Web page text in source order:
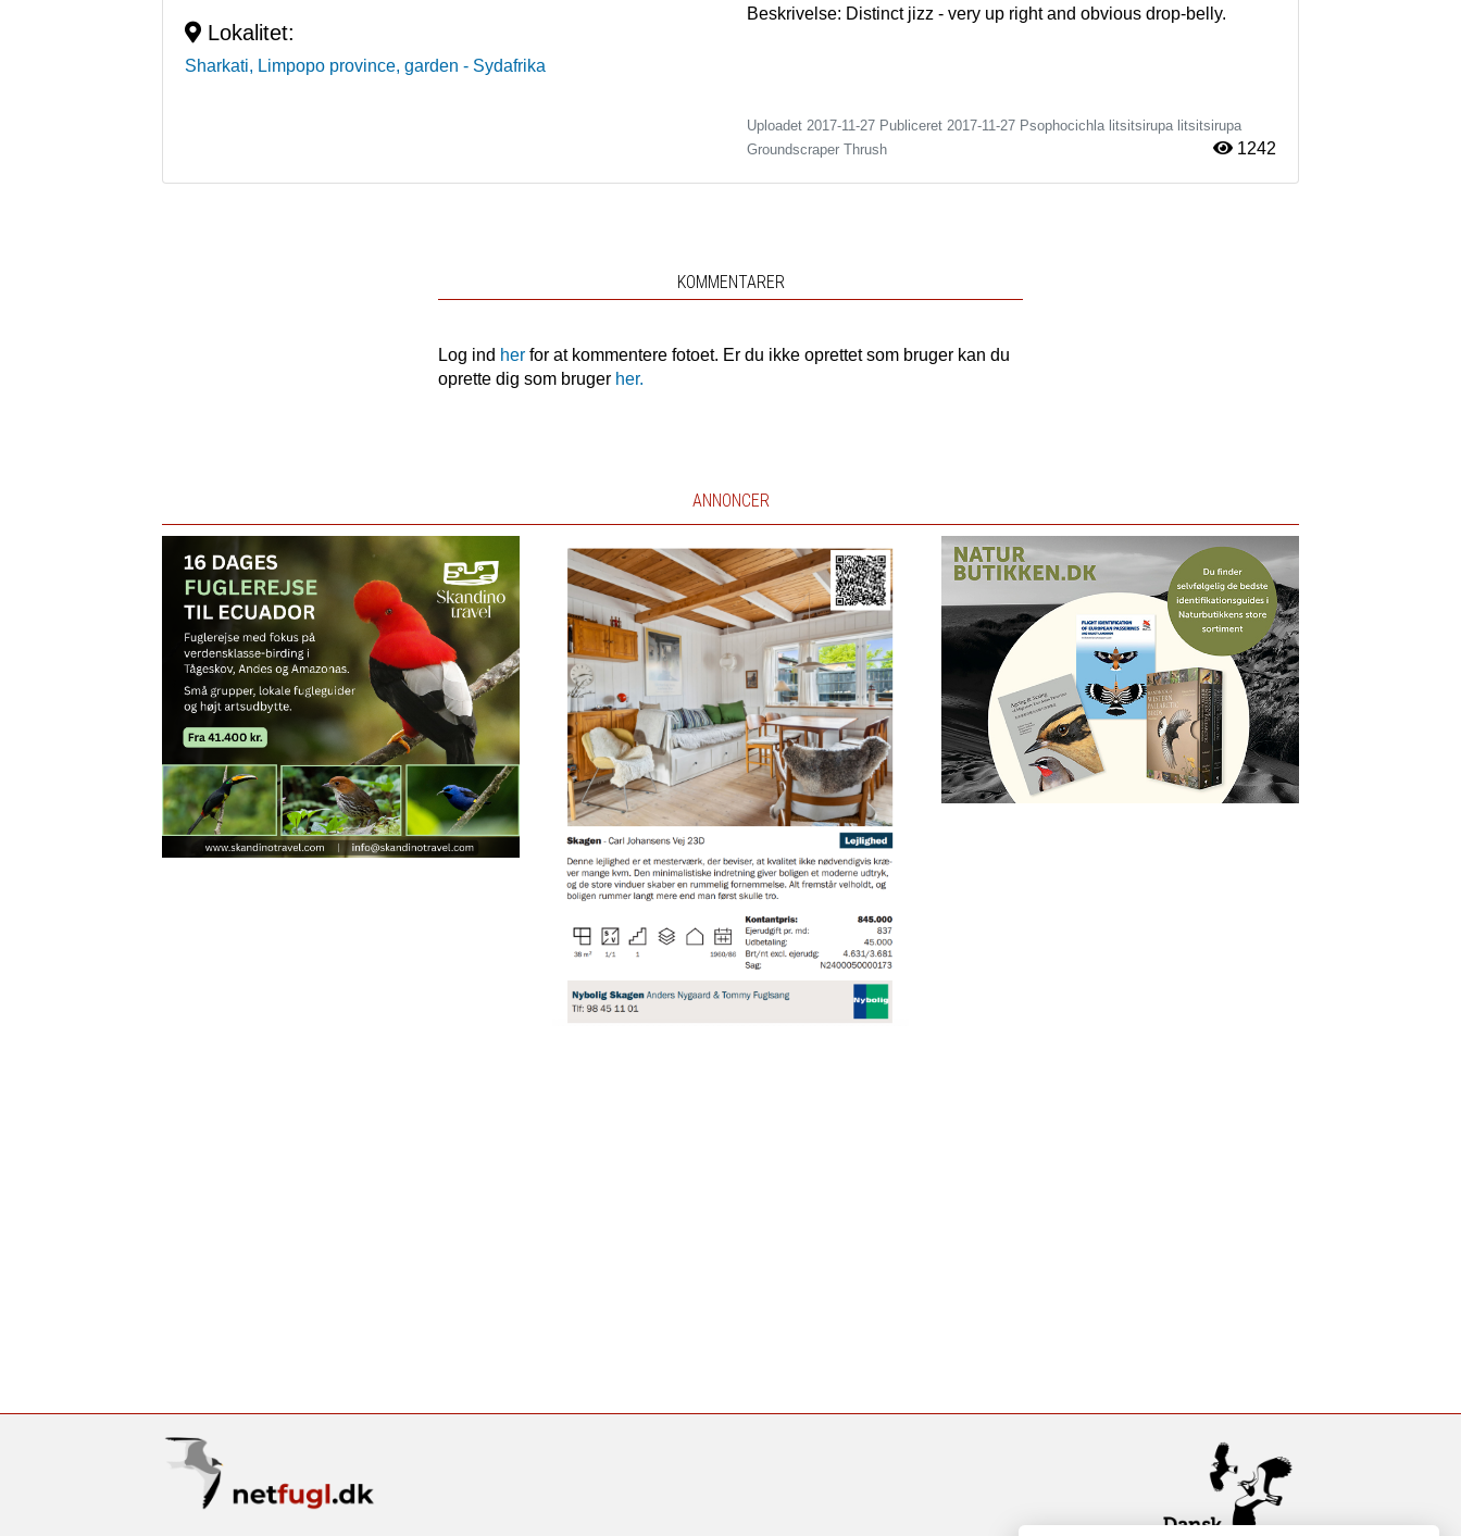
Lokalitet:
Sharkati, Limpopo province, garden - Sydafrika
Beskrivelse: Distinct jizz - very up right and obvious drop-belly.
Uploadet 2017-11-27 Publiceret 2017-11-27 Psophocichla litsitsirupa litsitsirupa
Groundscraper Thrush
1242
KOMMENTARER
Log ind her for at kommentere fotoet. Er du ikke oprettet som bruger kan du
oprette dig som bruger her.
ANNONCER